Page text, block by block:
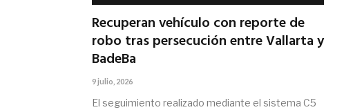
Recuperan vehículo con reporte de
robo tras persecución entre Vallarta y
BadeBa
9 julio, 2026
El seguimiento realizado mediante el sistema C5